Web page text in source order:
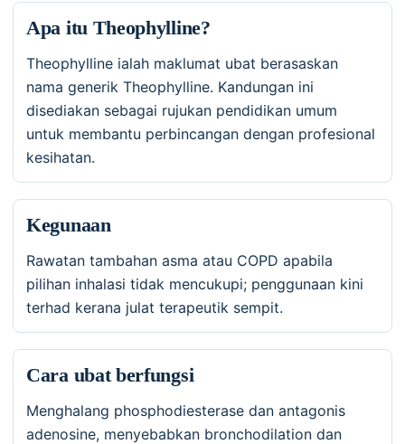
Apa itu Theophylline?
Theophylline ialah maklumat ubat berasaskan
nama generik Theophylline. Kandungan ini
disediakan sebagai rujukan pendidikan umum
untuk membantu perbincangan dengan profesional
kesihatan.
Kegunaan
Rawatan tambahan asma atau COPD apabila
pilihan inhalasi tidak mencukupi; penggunaan kini
terhad kerana julat terapeutik sempit.
Cara ubat berfungsi
Menghalang phosphodiesterase dan antagonis
adenosine, menyebabkan bronchodilation dan